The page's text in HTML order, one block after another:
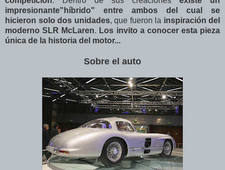
impresionante"híbrido" entre ambos del cual se
hicieron solo dos unidades, que fueron la inspiración del
moderno SLR McLaren. Los invito a conocer esta pieza
única de la historia del motor...
Sobre el auto